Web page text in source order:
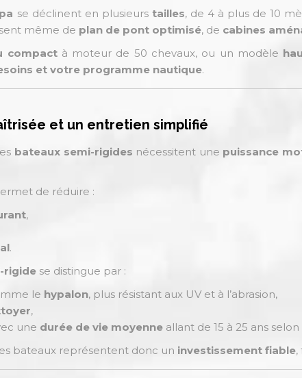
se déclinent en plusieurs tailles, de 4 à plus de 10
même de plan de pont optimisé, de cabines
compactà moteur de 50 chevaux, ou un modèle
et votre programme nautique.
et un entretien simplifié
bateaux semi-rigides nécessitent une puissance
de réduire :
,
.
rigide se distingue par :
le hypalon, plus résistant aux UV et à l’abrasion,
,
une durée de vie moyenne allant de 15 à 25 ans selon
bateaux représentent donc un investissement fiable,